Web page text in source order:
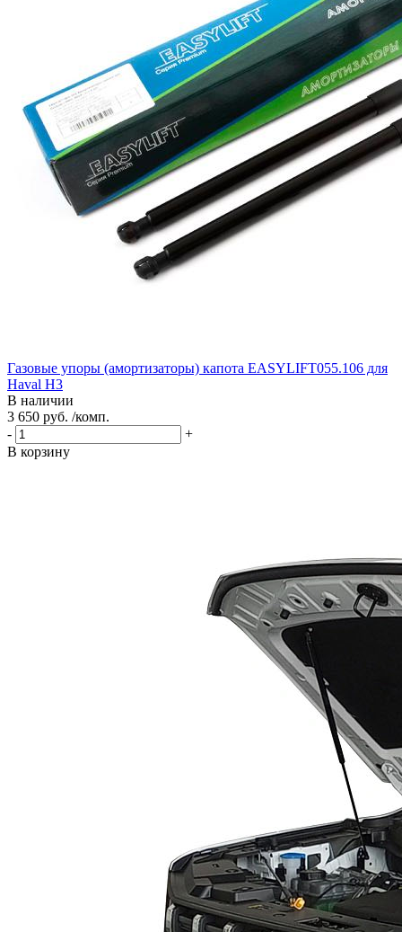
Газовые упоры (амортизаторы) капота EASYLIFT055.106 для
Haval H3
В наличии
3 650 руб. /комп.
-
+
В корзину